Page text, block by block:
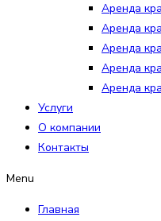
Аренда
Аренда
Аренда
Аренда
Аренда
Услуги
О компании
Контакты
Menu
Главная